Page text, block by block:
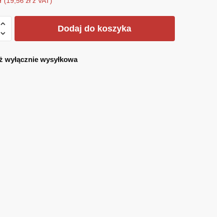
Dodaj do koszyka
wyłącznie wysyłkowa